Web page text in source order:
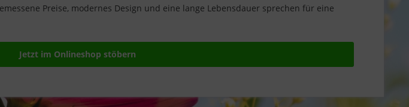
Preise, modernes Design und eine lange Lebensdauer sprechen für eine
Jetzt im Onlineshop stöbern